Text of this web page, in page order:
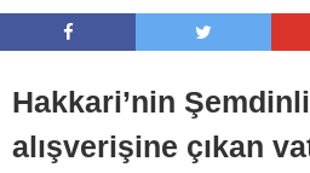
Hakkari’nin
alışverişine çıkan